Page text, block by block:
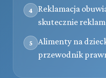
4
Reklamacja
skutecznie
5
Alimenty na
przewodnik